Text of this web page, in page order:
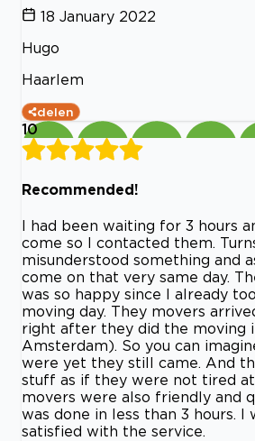
18 January 2022
Hugo
Haarlem
delen
10
Recommended!
I had been waiting for 3 hours
come so I contacted them.
misunderstood something and
come on that very same day.
was so happy since I already
moving day. They movers
right after they did the moving
Amsterdam). So you can
were yet they still came. And
stuff as if they were not tired
movers were also friendly and
was done in less than 3 hours. I
satisfied with the service.